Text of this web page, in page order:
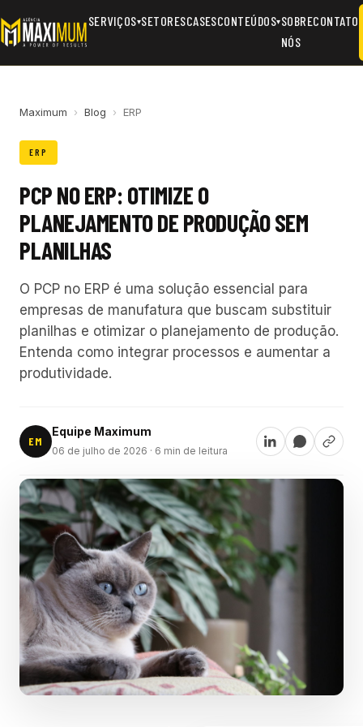
SERVIÇOS▾SETORESCASESCONTEÚDOS▾SOBRE
NÓS
CONTATO
Maximum › Blog › ERP
ERP
PCP NO ERP: OTIMIZE O
PLANEJAMENTO DE PRODUÇÃO SEM
PLANILHAS
O PCP no ERP é uma solução essencial para
empresas de manufatura que buscam substituir
planilhas e otimizar o planejamento de produção.
Entenda como integrar processos e aumentar a
produtividade.
EM
Equipe Maximum
06 de julho de 2026 · 6 min de leitura